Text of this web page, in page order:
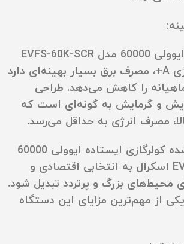
کولرگازی ایستاده ایوولی 60000 مدل EVFS-60K-SCR
اسکرال با رتبه انرژی A+، مصرف برق بسیار بهینه‌ای دارد
را کاهش می‌دهد. طراحی
و گرمایش به گونه‌ای است که
مصرف انرژی به حداقل می‌رسد.
این ویژگی باعث شده کولرگازی ایستاده ایوولی 60000
مدل EVFS-60K-SCR اسکرال به انتخابی اقتصادی و
محیط‌های بزرگ و پرتردد تبدیل شود.
از مهم‌ترین مزایای این دستگاه